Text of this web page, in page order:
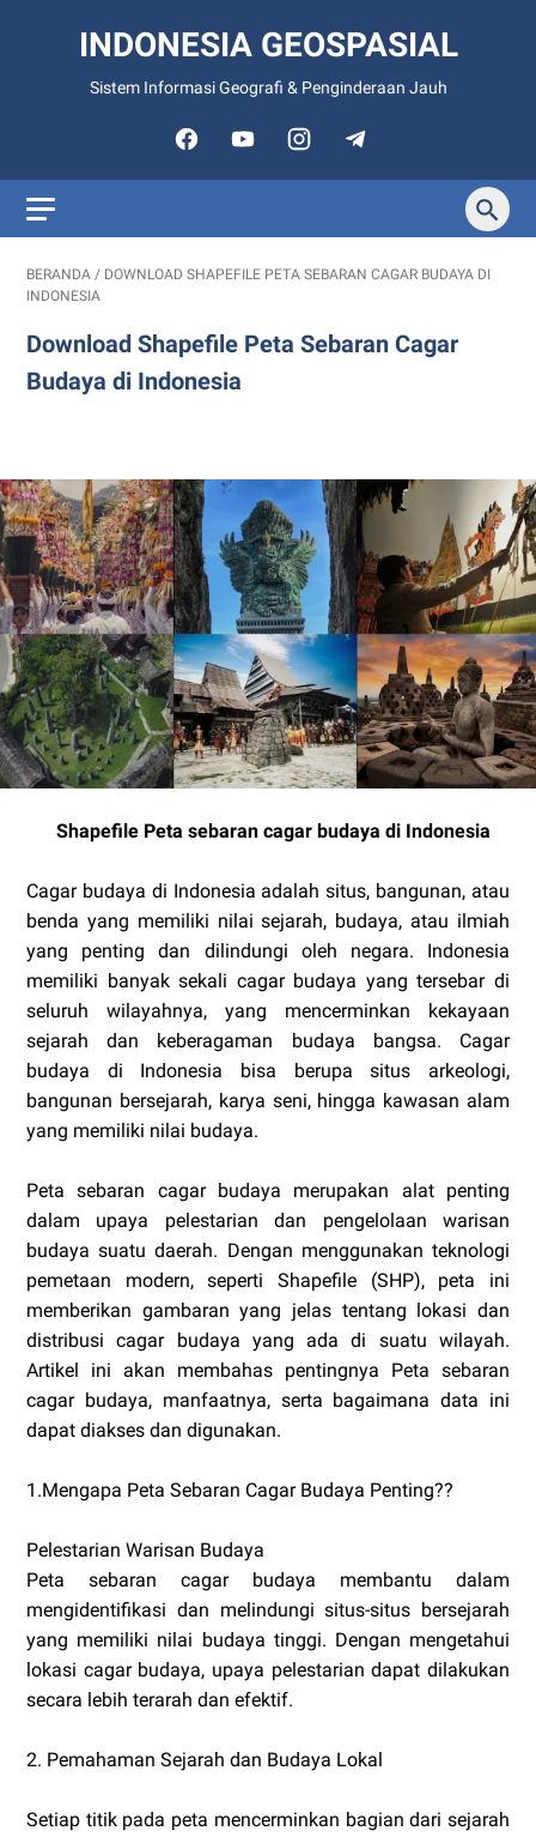
INDONESIA GEOSPASIAL
Sistem Informasi Geografi & Penginderaan Jauh
BERANDA / DOWNLOAD SHAPEFILE PETA SEBARAN CAGAR BUDAYA DI
INDONESIA
Download Shapefile Peta Sebaran Cagar
Budaya di Indonesia
Shapefile Peta sebaran cagar budaya di Indonesia
Cagar budaya di Indonesia adalah situs, bangunan, atau
benda yang memiliki nilai sejarah, budaya, atau ilmiah
yang penting dan dilindungi oleh negara. Indonesia
memiliki banyak sekali cagar budaya yang tersebar di
seluruh wilayahnya, yang mencerminkan kekayaan
sejarah dan keberagaman budaya bangsa. Cagar
budaya di Indonesia bisa berupa situs arkeologi,
bangunan bersejarah, karya seni, hingga kawasan alam
yang memiliki nilai budaya.
Peta sebaran cagar budaya merupakan alat penting
dalam upaya pelestarian dan pengelolaan warisan
budaya suatu daerah. Dengan menggunakan teknologi
pemetaan modern, seperti Shapefile (SHP), peta ini
memberikan gambaran yang jelas tentang lokasi dan
distribusi cagar budaya yang ada di suatu wilayah.
Artikel ini akan membahas pentingnya Peta sebaran
cagar budaya, manfaatnya, serta bagaimana data ini
dapat diakses dan digunakan.
1.Mengapa Peta Sebaran Cagar Budaya Penting??
Pelestarian Warisan Budaya
Peta sebaran cagar budaya membantu dalam
mengidentifikasi dan melindungi situs-situs bersejarah
yang memiliki nilai budaya tinggi. Dengan mengetahui
lokasi cagar budaya, upaya pelestarian dapat dilakukan
secara lebih terarah dan efektif.
2. Pemahaman Sejarah dan Budaya Lokal
Setiap titik pada peta mencerminkan bagian dari sejarah